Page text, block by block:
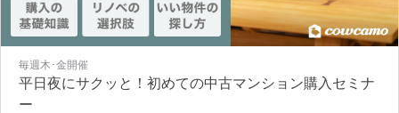
毎週木･金開催
平日夜にサクッと！初めての中古マンション購入セミナ
ー